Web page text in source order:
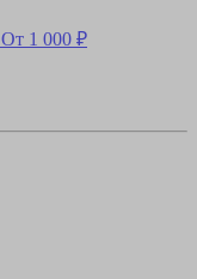
От 1 000 ₽